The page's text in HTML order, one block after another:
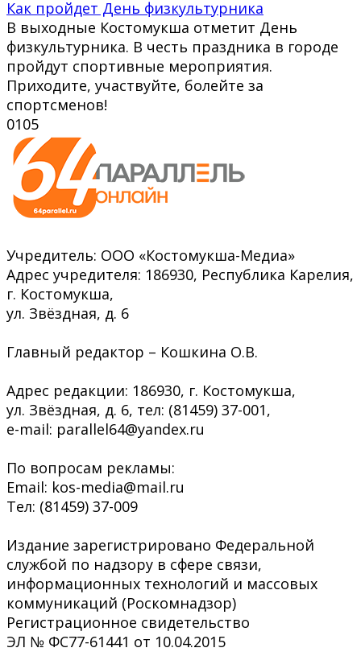
Как пройдет День физкультурника
В выходные Костомукша отметит День
физкультурника. В честь праздника в городе
пройдут спортивные мероприятия.
Приходите, участвуйте, болейте за
спортсменов!
0105
Учредитель: ООО «Костомукша-Медиа»
Адрес учредителя: 186930, Республика Карелия,
г. Костомукша,
ул. Звёздная, д. 6
Главный редактор – Кошкина О.В.
Адрес редакции: 186930, г. Костомукша,
ул. Звёздная, д. 6, тел: (81459) 37-001,
e-mail: parallel64@yandex.ru
По вопросам рекламы:
Email: kos-media@mail.ru
Тел: (81459) 37-009
Издание зарегистрировано Федеральной
службой по надзору в сфере связи,
информационных технологий и массовых
коммуникаций (Роскомнадзор)
Регистрационное свидетельство
ЭЛ № ФС77-61441 от 10.04.2015